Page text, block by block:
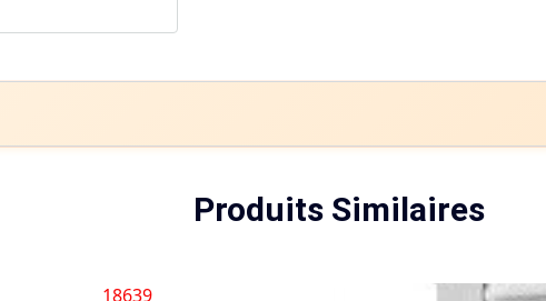
Produits Similaires